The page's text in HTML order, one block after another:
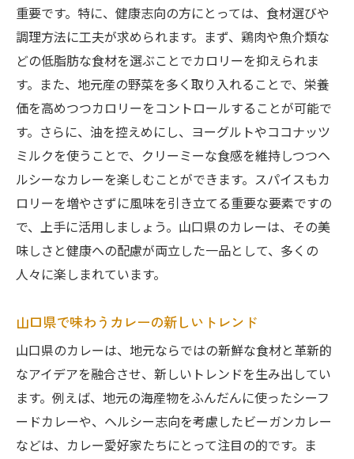
山口県の自然と共に味わうカレー
カレーを超えた食体験の魅力
地元の食材と文化を味わう楽しさ
カレーがもたらす心豊かな体験
重要です。特に、健康志向の方にとっては、食材選びや
調理方法に工夫が求められます。まず、鶏肉や魚介類な
どの低脂肪な食材を選ぶことでカロリーを抑えられま
す。また、地元産の野菜を多く取り入れることで、栄養
価を高めつつカロリーをコントロールすることが可能で
す。さらに、油を控えめにし、ヨーグルトやココナッツ
ミルクを使うことで、クリーミーな食感を維持しつつヘ
ルシーなカレーを楽しむことができます。スパイスもカ
ロリーを増やさずに風味を引き立てる重要な要素ですの
で、上手に活用しましょう。山口県のカレーは、その美
味しさと健康への配慮が両立した一品として、多くの
人々に楽しまれています。
山口県で味わうカレーの新しいトレンド
山口県のカレーは、地元ならではの新鮮な食材と革新的
なアイデアを融合させ、新しいトレンドを生み出してい
ます。例えば、地元の海産物をふんだんに使ったシーフ
ードカレーや、ヘルシー志向を考慮したビーガンカレー
などは、カレー愛好家たちにとって注目の的です。ま